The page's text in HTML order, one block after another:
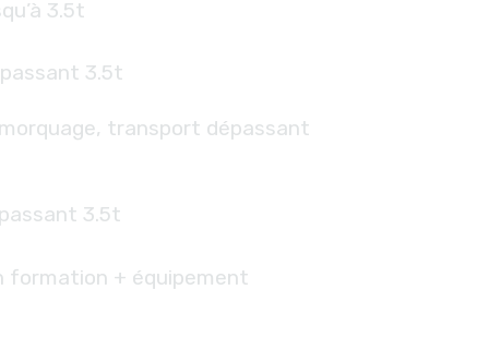
3.5t
3.5t
transport dépassant
3.5t
formation + équipement